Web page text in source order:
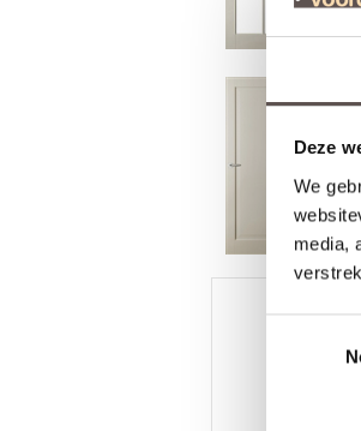
Deze
We
media,